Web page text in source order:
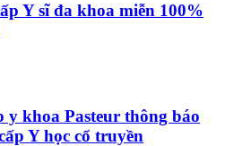
Y sĩ đa khoa miễn 100%
khoa Pasteur thông báo
Y học cổ truyền